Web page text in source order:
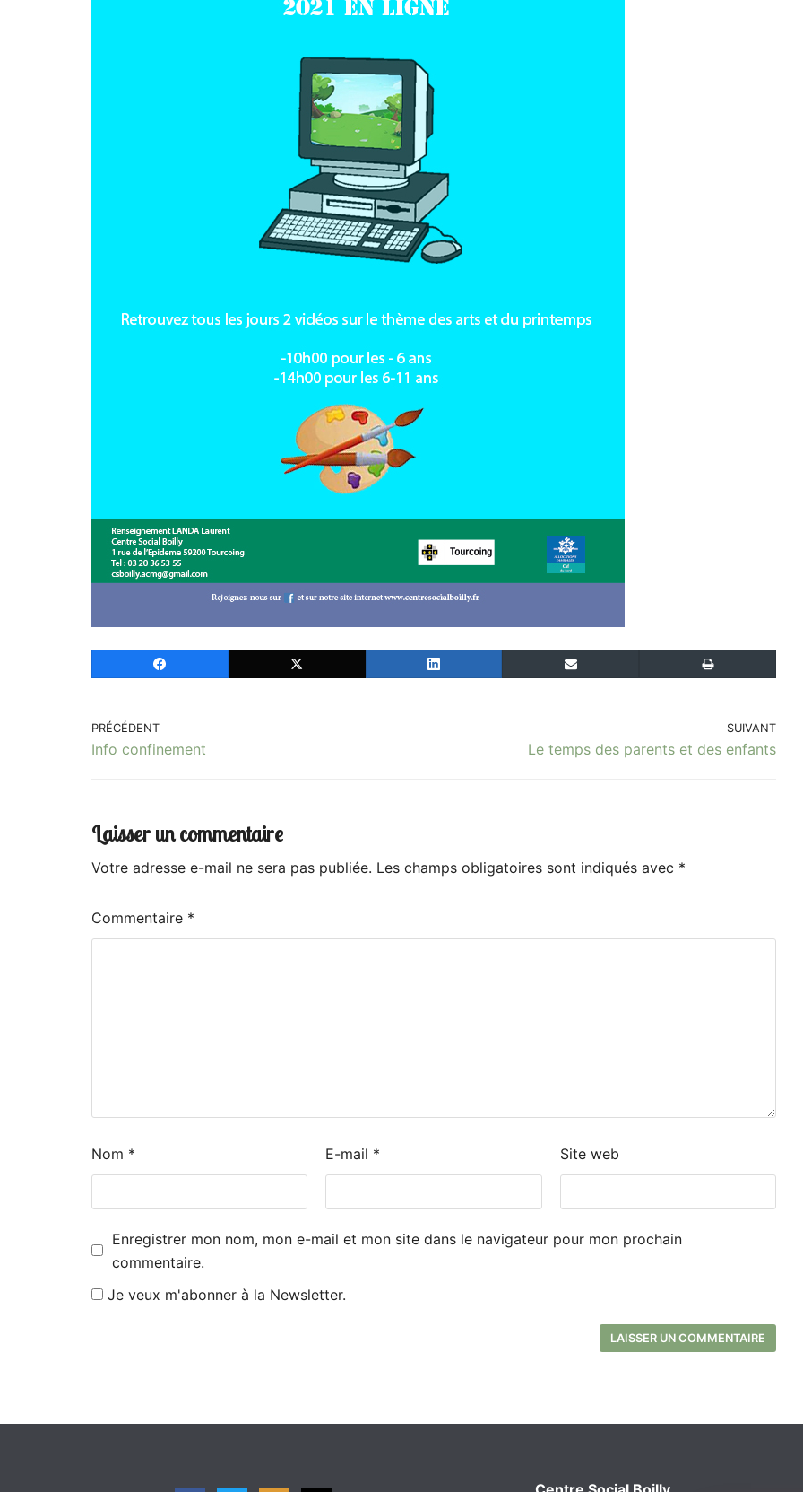
PRÉCÉDENT
Info confinement
SUIVANT
Le temps des parents et des enfants
Laisser un commentaire
Votre adresse e-mail ne sera pas publiée. Les champs obligatoires sont indiqués avec *
Commentaire *
Nom * E-mail * Site web
Enregistrer mon nom, mon e-mail et mon site dans le navigateur pour mon prochain
commentaire.
Je veux m'abonner à la Newsletter.